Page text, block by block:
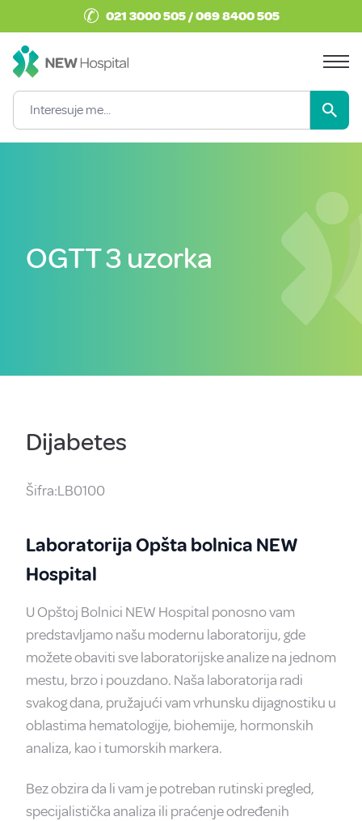
✆ 021 3000 505 / 069 8400 505
OGTT 3 uzorka
Dijabetes
Šifra:LB0100
Laboratorija Opšta bolnica NEW
Hospital
U Opštoj Bolnici NEW Hospital ponosno vam
predstavljamo našu modernu laboratoriju, gde
možete obaviti sve laboratorijske analize na jednom
mestu, brzo i pouzdano. Naša laboratorija radi
svakog dana, pružajući vam vrhunsku dijagnostiku u
oblastima hematologije, biohemije, hormonskih
analiza, kao i tumorskih markera.
Bez obzira da li vam je potreban rutinski pregled,
specijalistička analiza ili praćenje određenih